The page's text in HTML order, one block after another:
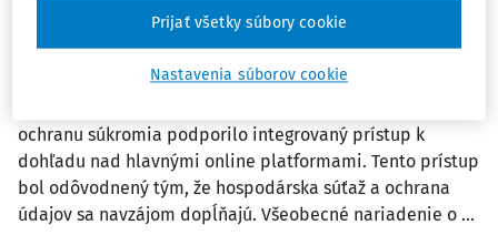
Uplatňovanie GDPR ako prostriedok
monopolizácie trhu?
ochranu súkromia podporilo integrovaný prístup k
dohľadu nad hlavnými online platformami. Tento prístup
bol odôvodnený tým, že hospodárska súťaž a ochrana
údajov sa navzájom dopĺňajú. Všeobecné nariadenie o ...
Nastavenia súborov cookie
Prijať všetky súbory cookie